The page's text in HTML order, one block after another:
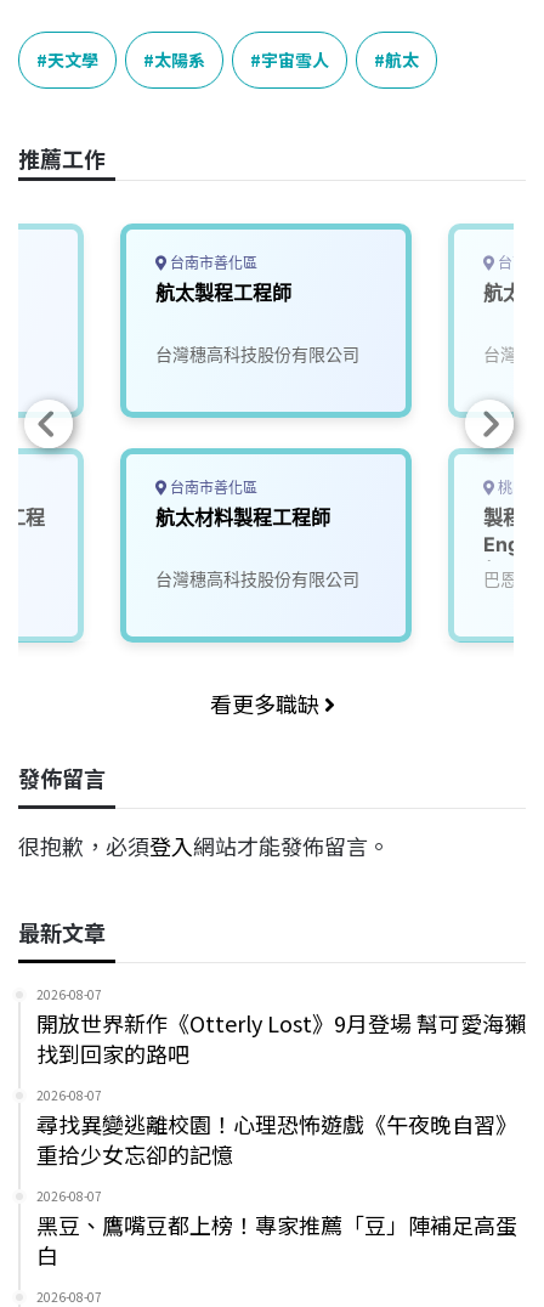
c
e
b
o
k
n
e
r
e
a
k
n
p
y
L
k
天文學 太陽系 宇宙雪人 航太
推薦工作
程
台南市善化區
航太製程工程師
台灣穗高科技股份有限公司
台南市善化區
航太材料製程工程師
台灣穗高科技股份有限公司
台南
航太
台灣穗
桃園
製程
起，
巴恩斯
看更多職缺
發佈留言
很抱歉，必須登入網站才能發佈留言。
最新文章
2026-08-07
開放世界新作《Otterly Lost》9月登場 幫可愛海獺
找到回家的路吧
2026-08-07
尋找異變逃離校園！心理恐怖遊戲《午夜晚自習》
重拾少女忘卻的記憶
2026-08-07
黑豆、鷹嘴豆都上榜！專家推薦「豆」陣補足高蛋
白
2026-08-07